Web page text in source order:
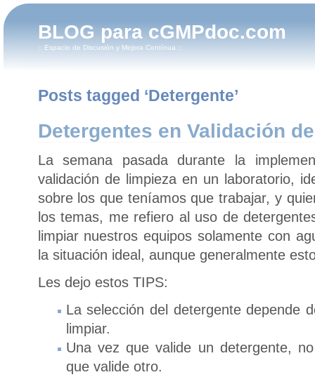
BLOG para cGMPdoc.com
:: Espacio de Discusión y Mejora Contínua ::
Posts tagged ‘Detergente’
Detergentes en Validación
La semana pasada durante la
validación de limpieza en un laboratorio,
sobre los que teníamos que trabajar, y
los temas, me refiero al uso de
limpiar nuestros equipos solamente con
la situación ideal, aunque generalmente
Les dejo estos TIPS:
La selección del detergente depende
limpiar.
Una vez que valide un detergente,
que valide otro.